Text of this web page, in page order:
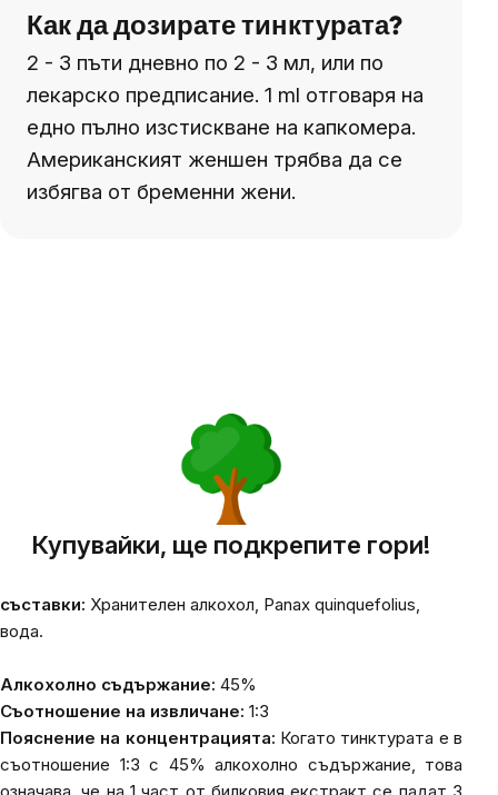
Как да дозирате тинктурата?
2 - 3 пъти дневно по 2 - 3 мл, или по
лекарско предписание. 1 ml отговаря на
едно пълно изстискване на капкомера.
Американският женшен трябва да се
избягва от бременни жени.
Купувайки, ще подкрепите гори!
съставки: Хранителен алкохол, Panax quinquefolius,
вода.
Алкохолно съдържание: 45%
Съотношение на извличане: 1:3
Пояснение на концентрацията: Когато тинктурата е в
съотношение 1:3 с 45% алкохолно съдържание, това